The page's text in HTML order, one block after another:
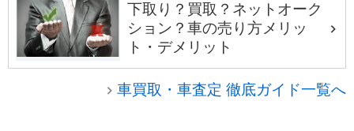
下取り？買取？ネットオーク
ション？車の売り方メリッ
ト・デメリット
車買取・車査定 徹底ガイド一覧へ